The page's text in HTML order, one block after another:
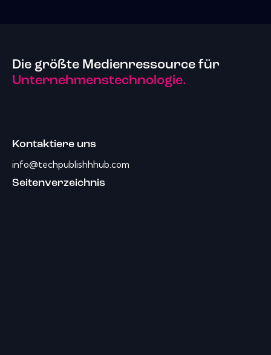
Die größte Medienressource für
Unternehmenstechnologie.
Kontaktiere uns
info@techpublishhhub.com
Seitenverzeichnis